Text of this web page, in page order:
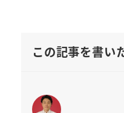
この記事を書い